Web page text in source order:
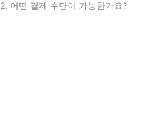
2. 어떤 결제 수단이 가능한가요?